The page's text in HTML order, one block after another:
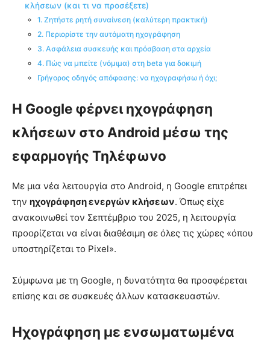
κλήσεων (και τι να προσέξετε)
1. Ζητήστε ρητή συναίνεση (καλύτερη πρακτική)
2. Περιορίστε την αυτόματη ηχογράφηση
3. Ασφάλεια συσκευής και πρόσβαση στα αρχεία
4. Πώς να μπείτε (νόμιμα) στη beta για δοκιμή
Γρήγορος οδηγός απόφασης: να ηχογραφήσω ή όχι;
Η Google φέρνει ηχογράφηση
κλήσεων στο Android μέσω της
εφαρμογής Τηλέφωνο
Με μια νέα λειτουργία στο Android, η Google επιτρέπει
την ηχογράφηση ενεργών κλήσεων. Όπως είχε
ανακοινωθεί τον Σεπτέμβριο του 2025, η λειτουργία
προορίζεται να είναι διαθέσιμη σε όλες τις χώρες «όπου
υποστηρίζεται το Pixel».
Σύμφωνα με τη Google, η δυνατότητα θα προσφέρεται
επίσης και σε συσκευές άλλων κατασκευαστών.
Ηχογράφηση με ενσωματωμένα